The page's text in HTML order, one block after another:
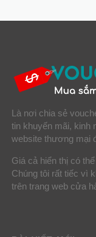
Là nơi chia sẻ
tin khuyến mãi, kinh
website thương mại
Giá cả hiển thị có
Chúng tôi rất tiếc vì
trên trang web cửa